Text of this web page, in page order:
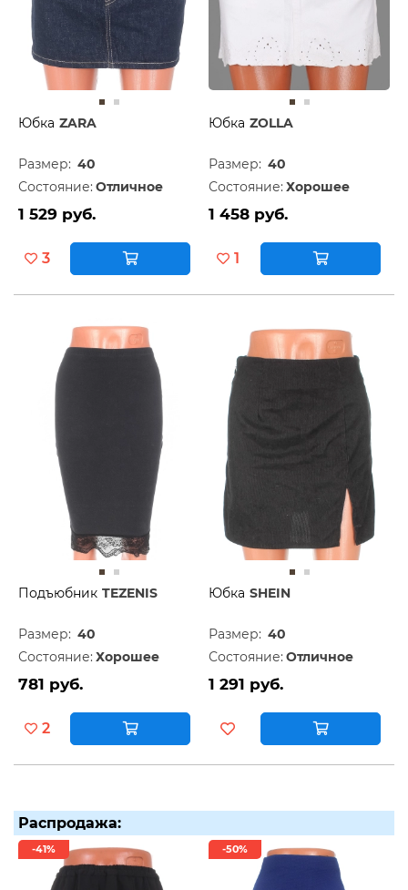
Юбка ZARA
Размер: 40
Состояние: Отличное
1 529 руб.
3
Юбка ZOLLA
Размер: 40
Состояние: Хорошее
1 458 руб.
1
Подъюбник TEZENIS
Размер: 40
Состояние: Хорошее
781 руб.
2
Юбка SHEIN
Размер: 40
Состояние: Отличное
1 291 руб.
Распродажа:
-41% -50%